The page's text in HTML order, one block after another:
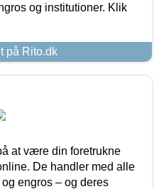
og institutioner. Klik
på Rito.dk
at være din foretrukne
De handler med alle
engros – og deres